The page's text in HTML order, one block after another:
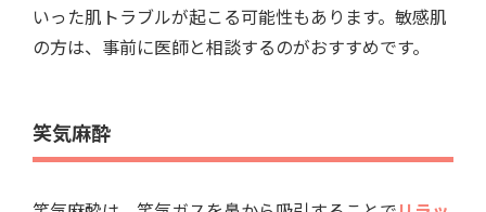
いった肌トラブルが起こる可能性もあります。敏感肌
の方は、事前に医師と相談するのがおすすめです。
笑気麻酔